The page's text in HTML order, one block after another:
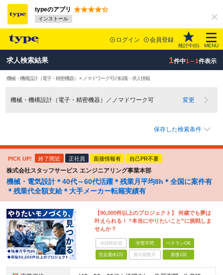
typeのアプリ
インストール
ログイン 会員登録
検討中(0) MENU
求人検索結果 1件中1～1件表示
機械・機構設計（電子・精密機器） × ノマドワーク可の転職・求人情報
機械・機構設計（電子・精密機器）／ノマドワーク可 変更
保存した検索条件
PICK UP! 終了間近 正社員 面接情報有 自己PR不要
株式会社スタッフサービス エンジニアリング事業本部
機械・電気設計＊40代～60代活躍＊残業月平均8h＊全国に案件有
＊残業代全額支給＊大手メーカー転籍実績有
【90,000件以上のプロジェクト】 何歳でも夢は
叶えられる！ “本当にやりたいこと”に挑戦しま
せんか？
未経験歓迎 学歴不問 ベテランOK
完全週休2日 賞与複数月 面接1回